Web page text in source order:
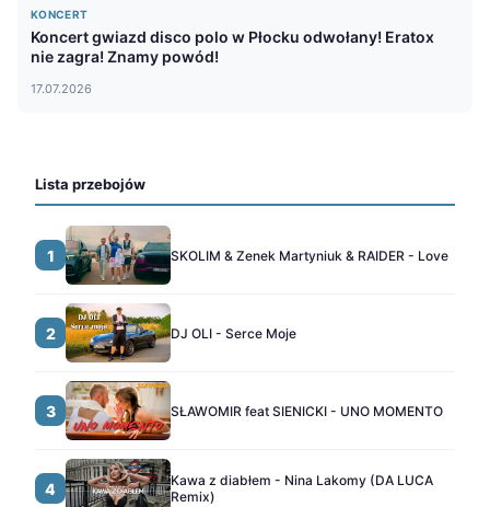
KONCERT
Koncert gwiazd disco polo w Płocku odwołany! Eratox
nie zagra! Znamy powód!
17.07.2026
Lista przebojów
1 SKOLIM & Zenek Martyniuk & RAIDER - Love
2 DJ OLI - Serce Moje
3 SŁAWOMIR feat SIENICKI - UNO MOMENTO
4
Kawa z diabłem - Nina Lakomy (DA LUCA
Remix)